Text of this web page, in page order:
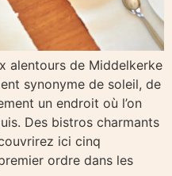
alentours de Middelkerke
synonyme de soleil, de
un endroit où l’on
Des bistros charmants
ici cinq
ordre dans les